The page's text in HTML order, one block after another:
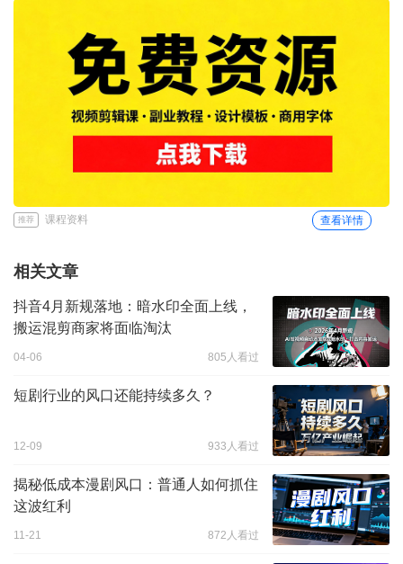
推荐 课程资料 查看详情
相关文章
抖音4月新规落地：暗水印全面上线，
搬运混剪商家将面临淘汰
04-06 805人看过
短剧行业的风口还能持续多久？
12-09 933人看过
揭秘低成本漫剧风口：普通人如何抓住
这波红利
11-21 872人看过